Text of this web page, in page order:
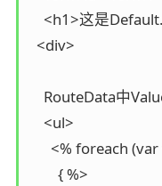
<h1>这是
  <div>
RouteData中
    <ul>
<% foreach
        { %>